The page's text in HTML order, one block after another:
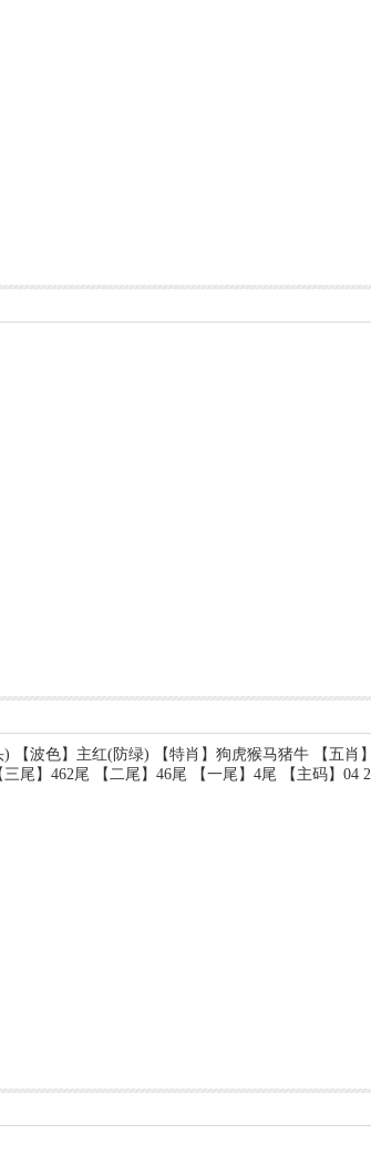
【波色】主红(防绿) 【特肖】狗虎猴马猪牛 【五肖
尾】462尾 【二尾】46尾 【一尾】4尾 【主码】04